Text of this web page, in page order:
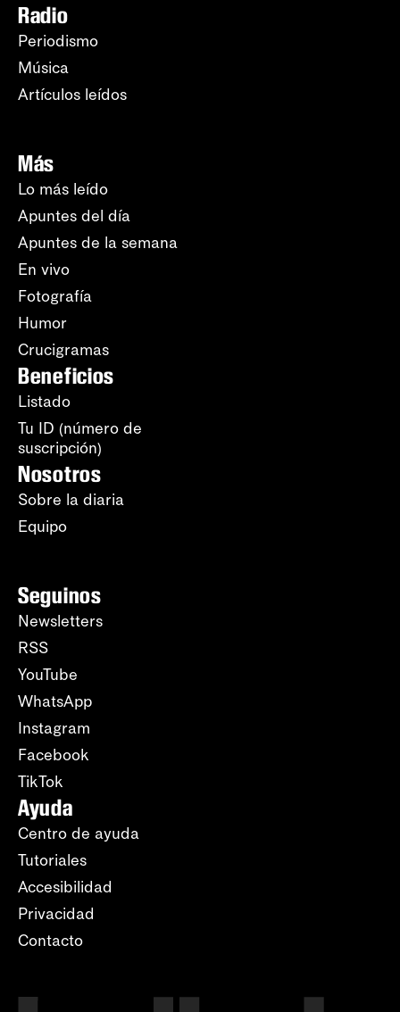
Radio
Periodismo
Música
Artículos leídos
Más
Lo más leído
Apuntes del día
Apuntes de la semana
En vivo
Fotografía
Humor
Crucigramas
Beneficios
Listado
Tu ID (número de
suscripción)
Nosotros
Sobre la diaria
Equipo
Seguinos
Newsletters
RSS
YouTube
WhatsApp
Instagram
Facebook
TikTok
Ayuda
Centro de ayuda
Tutoriales
Accesibilidad
Privacidad
Contacto